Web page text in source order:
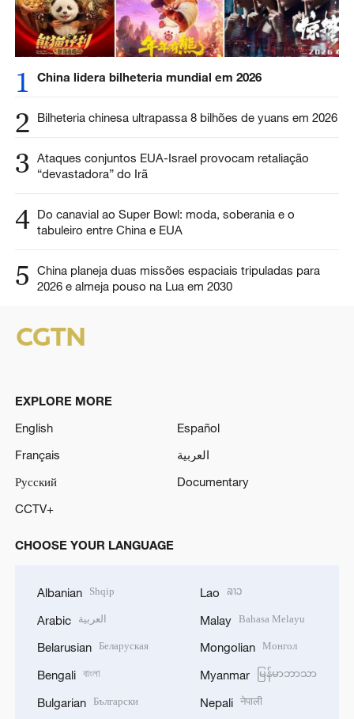
1 China lidera bilheteria mundial em 2026
2 Bilheteria chinesa ultrapassa 8 bilhões de yuans em 2026
3 Ataques conjuntos EUA-Israel provocam retaliação
“devastadora” do Irã
4 Do canavial ao Super Bowl: moda, soberania e o
tabuleiro entre China e EUA
5
China planeja duas missões espaciais tripuladas para
2026 e almeja pouso na Lua em 2030
EXPLORE MORE
English
Español
Français
العربية
Русский
Documentary
CCTV+
CHOOSE YOUR LANGUAGE
Albanian Shqip
Arabic العربية
Belarusian Беларуская
Bengali বাংলা
Bulgarian Български
Lao ລາວ
Malay Bahasa Melayu
Mongolian Монгол
Myanmar မြန်မာဘာသာ
Nepali नेपाली